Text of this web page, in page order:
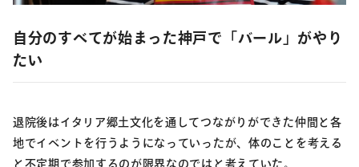
自分のすべてが始まった神戸で「バール」がやり
たい
退院後はイタリア郷土文化を通してつながりができた仲間と各
地でイベントを行うようになっていったが、体のことを考える
と不定期で参加するのが限界なのではと考えていた。